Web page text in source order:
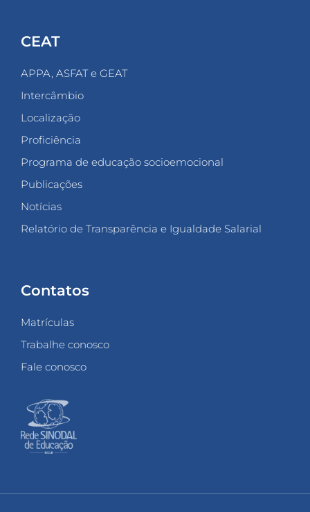
CEAT
APPA, ASFAT e GEAT
Intercâmbio
Localização
Proficiência
Programa de educação socioemocional
Publicações
Notícias
Relatório de Transparência e Igualdade Salarial
Contatos
Matrículas
Trabalhe conosco
Fale conosco